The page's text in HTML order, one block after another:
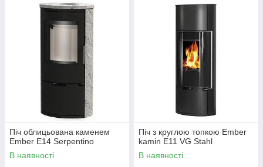
Піч облицьована каменем
Ember E14 Serpentino
В наявності
Піч з круглою топкою Ember
kamin E11 VG Stahl
В наявності